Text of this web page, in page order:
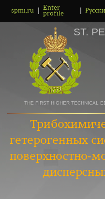
spmi.ru
Enter
profile
ST.
THE FIRST HIGHER TECHNICAL
гетерогенных
поверхностно-